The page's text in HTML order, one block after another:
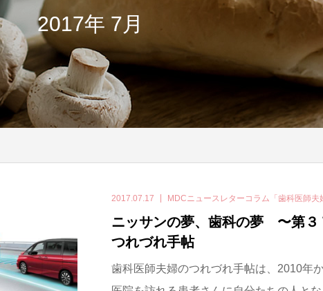
2017年 7月
2017.07.17 MDCニュースレターコラム「歯科医師
ニッサンの夢、歯科の夢 〜第
つれづれ手帖
歯科医師夫婦のつれづれ手帖は、2010年